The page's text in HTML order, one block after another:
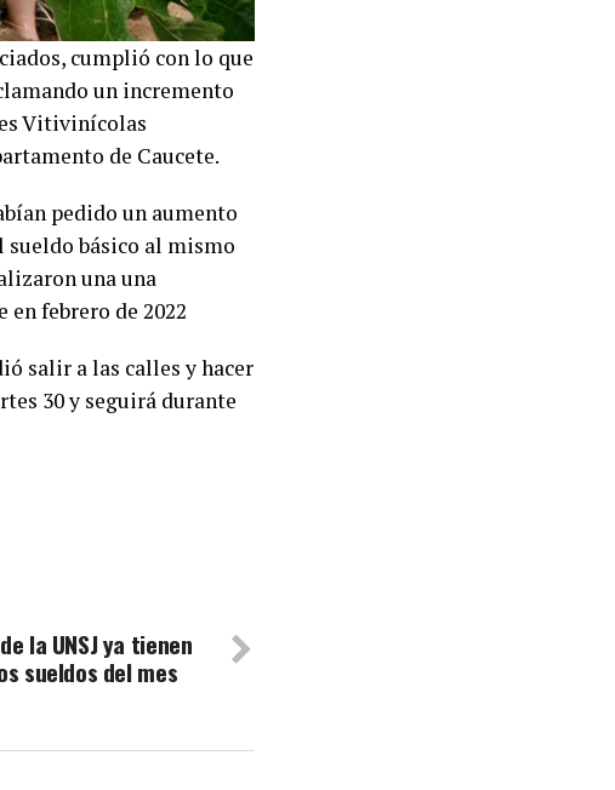
cumplió con lo que
un incremento
Vitivinícolas
de Caucete.
pedido un aumento
sueldo básico al mismo
una una
febrero de 2022
salir a las calles y hacer
30 y seguirá durante
la UNSJ ya tienen
sueldos del mes